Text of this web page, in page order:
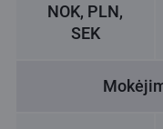
NOK, PLN,
SEK